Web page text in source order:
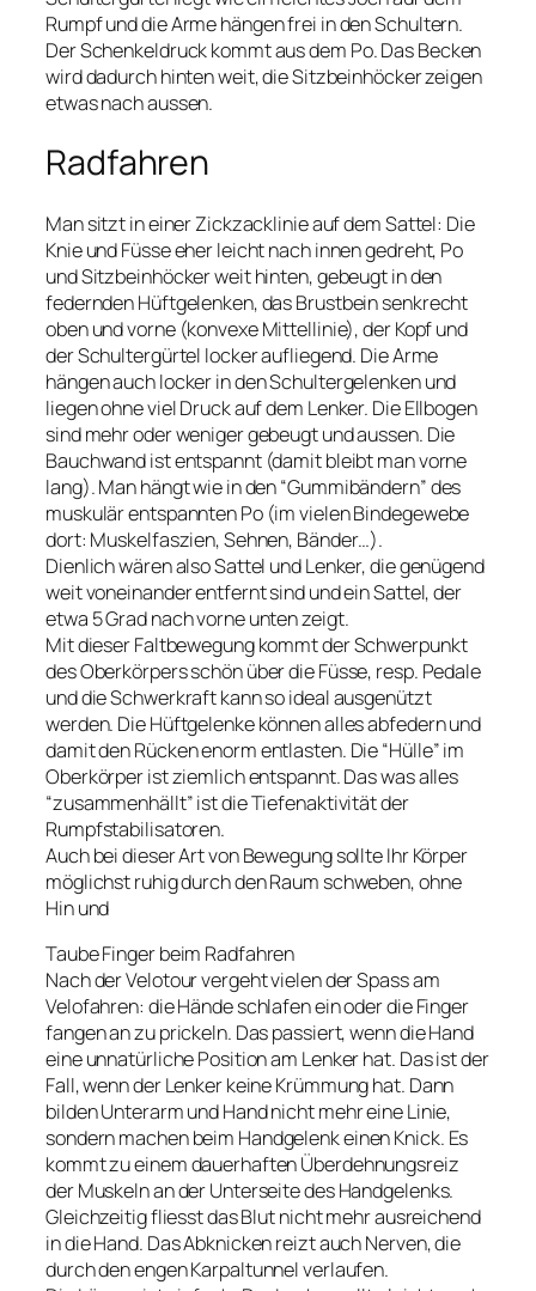
Rumpf und die Arme hängen frei in den Schultern.
Der Schenkeldruck kommt aus dem Po. Das Becken
wird dadurch hinten weit, die Sitzbeinhöcker zeigen
etwas nach aussen.
Radfahren
Man sitzt in einer Zickzacklinie auf dem Sattel: Die
Knie und Füsse eher leicht nach innen gedreht, Po
und Sitzbeinhöcker weit hinten, gebeugt in den
federnden Hüftgelenken, das Brustbein senkrecht
oben und vorne (konvexe Mittellinie), der Kopf und
der Schultergürtel locker aufliegend. Die Arme
hängen auch locker in den Schultergelenken und
liegen ohne viel Druck auf dem Lenker. Die Ellbogen
sind mehr oder weniger gebeugt und aussen. Die
Bauchwand ist entspannt (damit bleibt man vorne
lang). Man hängt wie in den “Gummibändern” des
muskulär entspannten Po (im vielen Bindegewebe
dort: Muskelfaszien, Sehnen, Bänder…).
Dienlich wären also Sattel und Lenker, die genügend
weit voneinander entfernt sind und ein Sattel, der
etwa 5 Grad nach vorne unten zeigt.
Mit dieser Faltbewegung kommt der Schwerpunkt
des Oberkörpers schön über die Füsse, resp. Pedale
und die Schwerkraft kann so ideal ausgenützt
werden. Die Hüftgelenke können alles abfedern und
damit den Rücken enorm entlasten. Die “Hülle” im
Oberkörper ist ziemlich entspannt. Das was alles
“zusammenhällt” ist die Tiefenaktivität der
Rumpfstabilisatoren.
Auch bei dieser Art von Bewegung sollte Ihr Körper
möglichst ruhig durch den Raum schweben, ohne
Hin und
Taube Finger beim Radfahren
Nach der Velotour vergeht vielen der Spass am
Velofahren: die Hände schlafen ein oder die Finger
fangen an zu prickeln. Das passiert, wenn die Hand
eine unnatürliche Position am Lenker hat. Das ist der
Fall, wenn der Lenker keine Krümmung hat. Dann
bilden Unterarm und Hand nicht mehr eine Linie,
sondern machen beim Handgelenk einen Knick. Es
kommt zu einem dauerhaften Überdehnungsreiz
der Muskeln an der Unterseite des Handgelenks.
Gleichzeitig fliesst das Blut nicht mehr ausreichend
in die Hand. Das Abknicken reizt auch Nerven, die
durch den engen Karpaltunnel verlaufen.